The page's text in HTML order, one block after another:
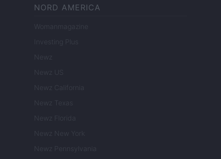
NORD AMERICA
Womanmagazine
Investing Plus
Newz
Newz US
Newz California
Newz Texas
Newz Florida
Newz New York
Newz Pennsylvania